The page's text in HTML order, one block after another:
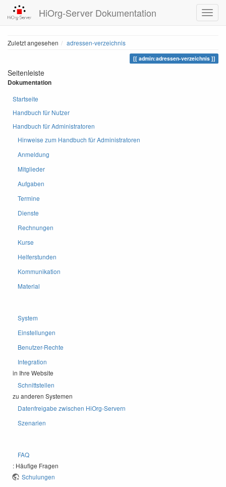
HiOrg-Server Dokumentation
Zuletzt angesehen adressen-verzeichnis
admin:adressen-verzeichnis
Seitenleiste
Dokumentation
Startseite
Handbuch für Nutzer
Handbuch für Administratoren
Hinweise zum Handbuch für Administratoren
Anmeldung
Mitglieder
Aufgaben
Termine
Dienste
Rechnungen
Kurse
Helferstunden
Kommunikation
Material
System
Einstellungen
Benutzer-Rechte
Integration
in Ihre Website
Schnittstellen
zu anderen Systemen
Datenfreigabe zwischen HiOrg-Servern
Szenarien
FAQ
: Häufige Fragen
Schulungen